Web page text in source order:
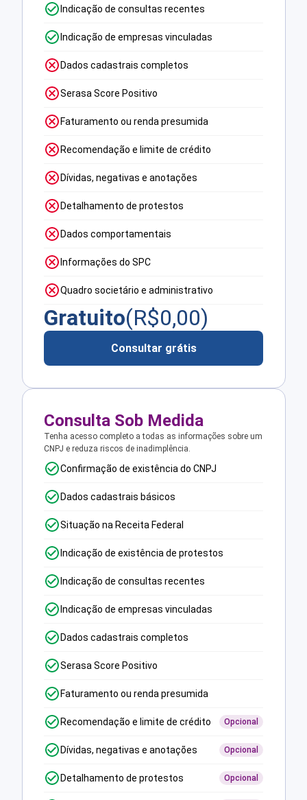
Indicação de consultas recentes
Indicação de empresas vinculadas
Dados cadastrais completos
Serasa Score Positivo
Faturamento ou renda presumida
Recomendação e limite de crédito
Dívidas, negativas e anotações
Detalhamento de protestos
Dados comportamentais
Informações do SPC
Quadro societário e administrativo
Gratuito(R$0,00)
Consultar grátis
Consulta Sob Medida
Tenha acesso completo a todas as informações sobre um
CNPJ e reduza riscos de inadimplência.
Confirmação de existência do CNPJ
Dados cadastrais básicos
Situação na Receita Federal
Indicação de existência de protestos
Indicação de consultas recentes
Indicação de empresas vinculadas
Dados cadastrais completos
Serasa Score Positivo
Faturamento ou renda presumida
Recomendação e limite de crédito Opcional
Dívidas, negativas e anotações Opcional
Detalhamento de protestos Opcional